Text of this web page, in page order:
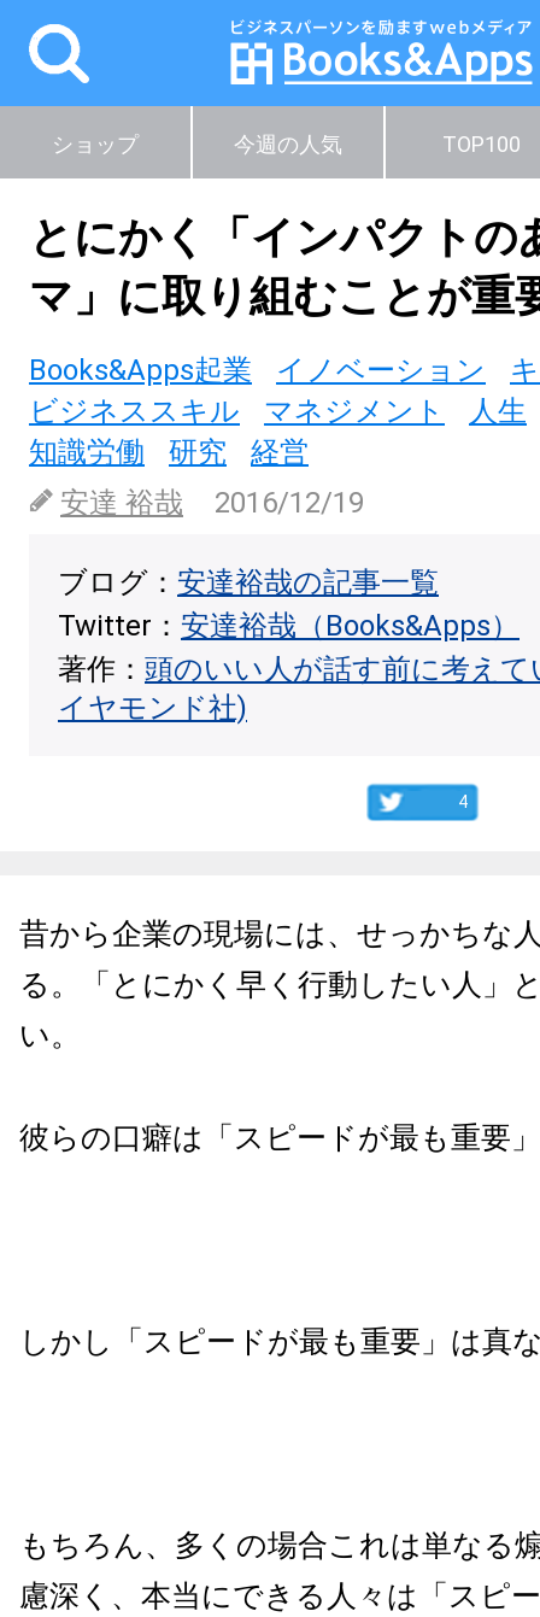
ショップ 今週の人気 TOP100
とにかく「インパクトの
マ」に取り組むことが重
Books&Apps起業 イノベーション
ビジネススキル
マネジメント
人生
知識労働
研究
経営
安達 裕哉
2016/12/19
ブログ： 安達裕哉の記事一覧
Twitter： 安達裕哉（Books&Apps）
著作： 頭のいい人が話す前に考え
イヤモンド社)
4
昔から企業の現場には、せっかちな
る。「とにかく早く行動したい人」
い。
彼らの口癖は「スピードが最も重要
しかし「スピードが最も重要」は真
もちろん、多くの場合これは単なる
慮深く、本当にできる人々は「スピ